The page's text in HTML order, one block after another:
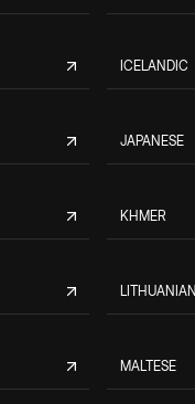
ICELANDIC
JAPANESE
KHMER
LITHUANIAN
MALTESE